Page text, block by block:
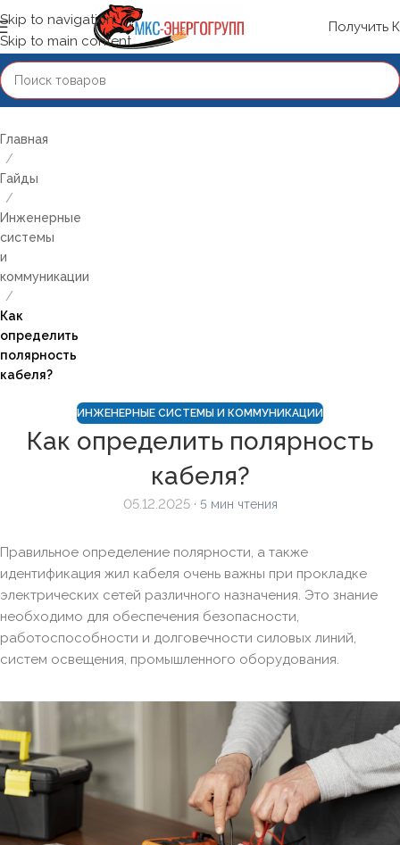
Skip to navigation
Skip to main content
Получить
Главная
/
Гайды
/
Инженерные
системы
и
коммуникации
/
Как
определить
полярность
кабеля?
ИНЖЕНЕРНЫЕ СИСТЕМЫ И КОММУНИКАЦИИ
Как определить полярность
кабеля?
05.12.2025· 5 мин чтения
Правильное определение полярности, а также
идентификация жил кабеля очень важны при прокладке
электрических сетей различного назначения. Это знание
необходимо для обеспечения безопасности,
работоспособности и долговечности силовых линий,
систем освещения, промышленного оборудования.